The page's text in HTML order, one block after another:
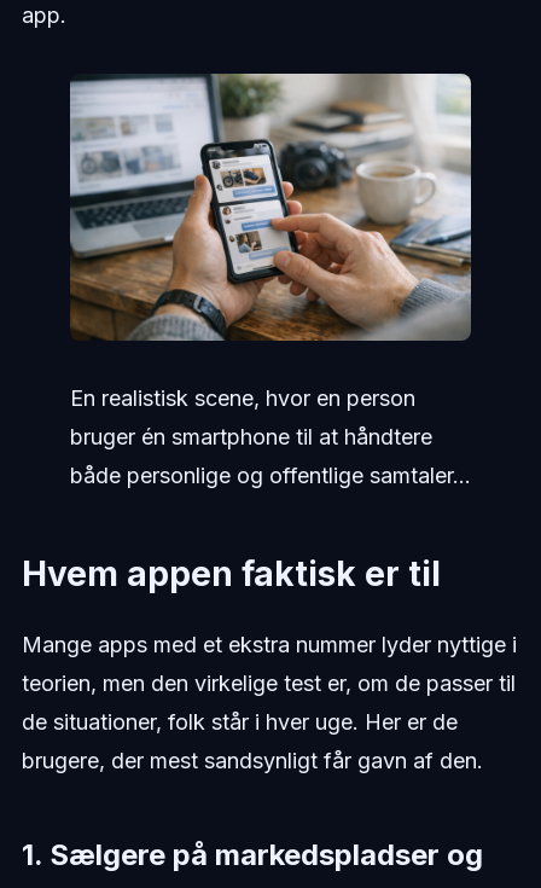
app.
En realistisk scene, hvor en person
bruger én smartphone til at håndtere
både personlige og offentlige samtaler...
Hvem appen faktisk er til
Mange apps med et ekstra nummer lyder nyttige i
teorien, men den virkelige test er, om de passer til
de situationer, folk står i hver uge. Her er de
brugere, der mest sandsynligt får gavn af den.
1. Sælgere på markedspladser og